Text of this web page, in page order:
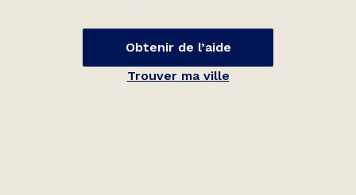
Obtenir de l’aide
Trouver ma ville